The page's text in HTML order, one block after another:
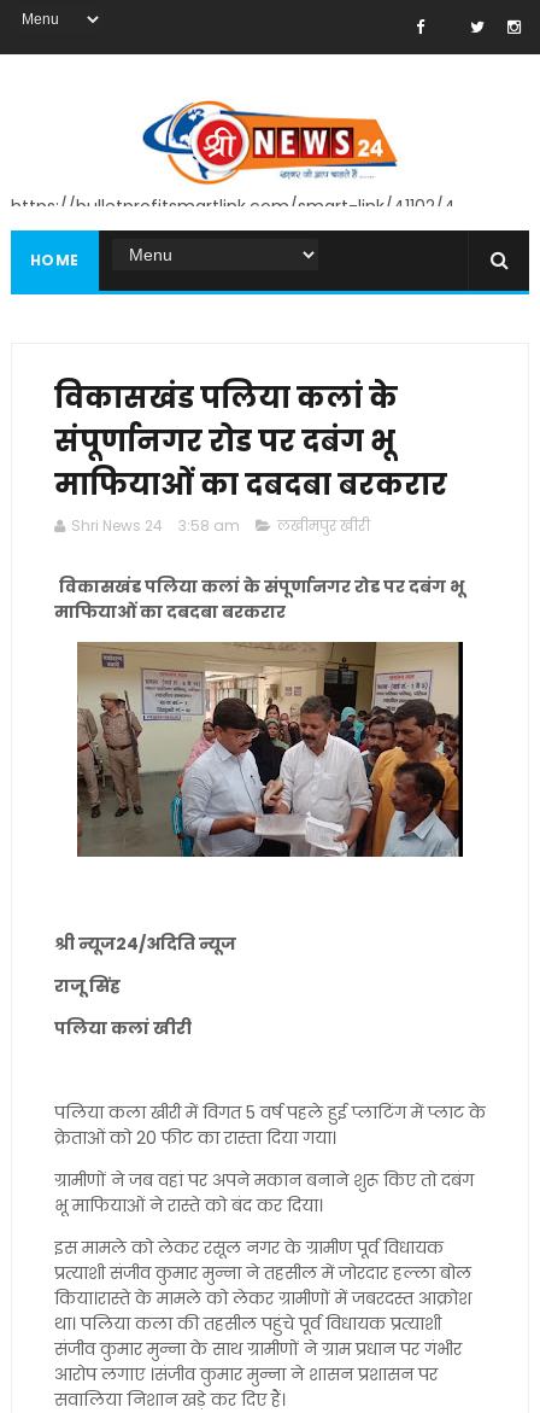
https://bulletprofitsmartlink.com/smart-link/41102/4
HOME
विकासखंड पलिया कलां के
संपूर्णानगर रोड पर दबंग भू
माफियाओं का दबदबा बरकरार
Shri News 24 3:58 am लखीमपुर खीरी
विकासखंड पलिया कलां के संपूर्णानगर रोड पर दबंग भू
माफियाओं का दबदबा बरकरार
श्री न्यूज24/अदिति न्यूज
राजू सिंह
पलिया कलां खीरी
पलिया कला खीरी में विगत 5 वर्ष पहले हुई प्लाटिंग में प्लाट के
क्रेताओं को 20 फीट का रास्ता दिया गया।
ग्रामीणों ने जब वहां पर अपने मकान बनाने शुरू किए तो दबंग
भू माफियाओं ने रास्ते को बंद कर दिया।
इस मामले को लेकर रसूल नगर के ग्रामीण पूर्व विधायक
प्रत्याशी संजीव कुमार मुन्ना ने तहसील में जोरदार हल्ला बोल
किया।रास्ते के मामले को लेकर ग्रामीणों में जबरदस्त आक्रोश
था। पलिया कला की तहसील पहुंचे पूर्व विधायक प्रत्याशी
संजीव कुमार मुन्ना के साथ ग्रामीणों ने ग्राम प्रधान पर गंभीर
आरोप लगाए ।संजीव कुमार मुन्ना ने शासन प्रशासन पर
सवालिया निशान खड़े कर दिए हैं।